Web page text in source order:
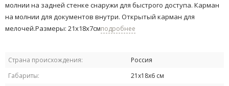
молнии на задней стенке снаружи для быстрого доступа. Карман
на молнии для документов внутри. Открытый карман для
мелочей.Размеры: 21х18х7см​подробнее
Страна происхождения:
Россия
Габариты:
21х18х6 см